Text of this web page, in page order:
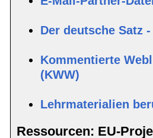
Der deutsche Satz
Kommentierte
(KWW)
Lehrmaterialien
Ressourcen: EU-